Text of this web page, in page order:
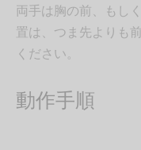
両手は胸の前、もし
置は、つま先よりも
ください。
動作手順